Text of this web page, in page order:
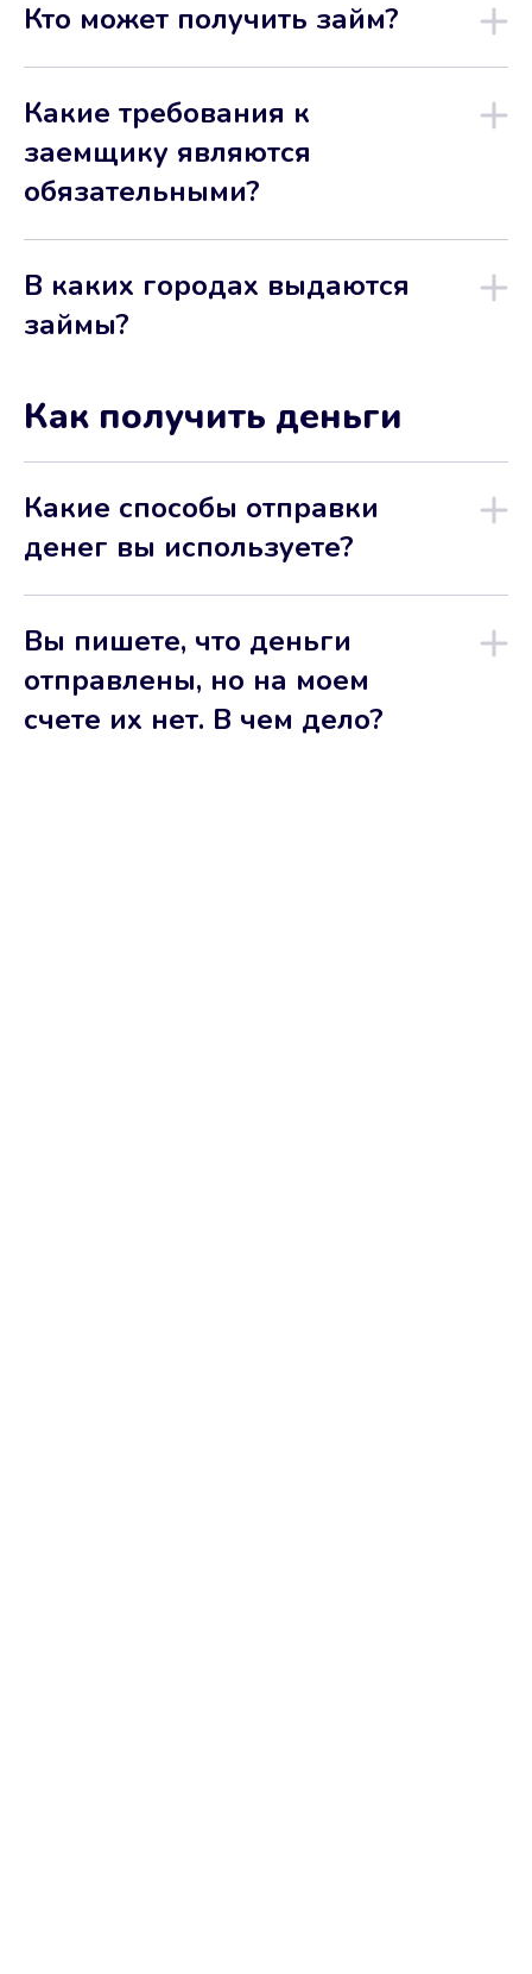
Кто может получить займ?
Какие требования к
заемщику являются
обязательными?
В каких городах выдаются
займы?
Как получить деньги
Какие способы отправки
денег вы используете?
Вы пишете, что деньги
отправлены, но на моем
счете их нет. В чем дело?